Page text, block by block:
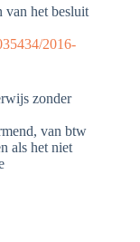
van het besluit
2016-
zonder
van btw
als het niet